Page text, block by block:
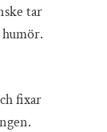
tar
fixar